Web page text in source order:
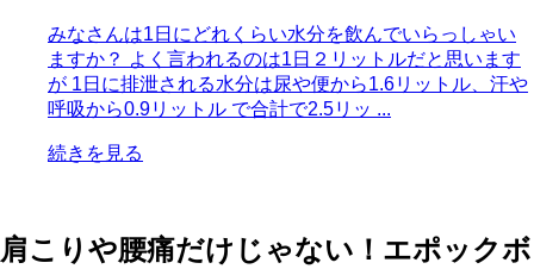
みなさんは1日にどれくらい水分を飲んでいらっしゃい
ますか？ よく言われるのは1日２リットルだと思います
が 1日に排泄される水分は尿や便から1.6リットル、汗や
呼吸から0.9リットル で合計で2.5リッ ...
続きを見る
肩こりや腰痛だけじゃない！エポックボ